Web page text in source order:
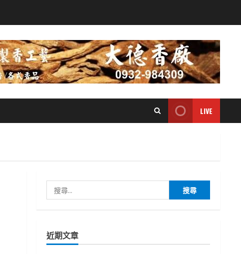
LIVE
尋
字:
近期文章